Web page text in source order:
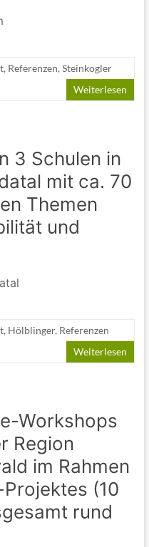
, Referenzen, Steinkogler
Weiterlesen
3 Schulen in
mit ca. 70
Themen
und
, Hölblinger, Referenzen
Weiterlesen
Workshops
Region
im Rahmen
(10
rund